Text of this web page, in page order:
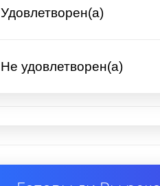
Удовлетворен(а)
Не удовлетворен(а)